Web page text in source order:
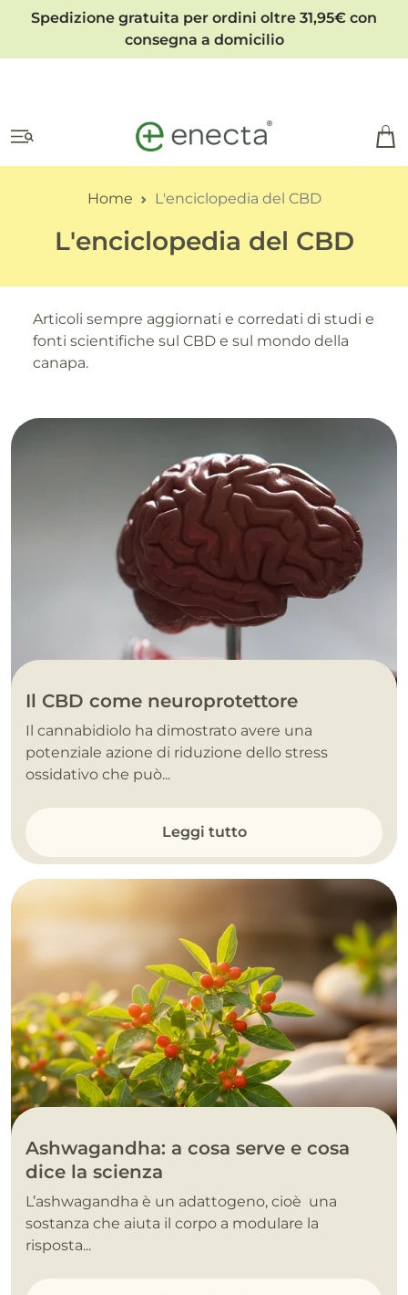
Spedizione gratuita per ordini oltre 31,95€ con
consegna a domicilio
Home L'enciclopedia del CBD
L'enciclopedia del CBD
Articoli sempre aggiornati e corredati di studi e
fonti scientifiche sul CBD e sul mondo della
canapa.
Il CBD come neuroprotettore
Il cannabidiolo ha dimostrato avere una
potenziale azione di riduzione dello stress
ossidativo che può...
Leggi tutto
Ashwagandha: a cosa serve e cosa
dice la scienza
L’ashwagandha è un adattogeno, cioè una
sostanza che aiuta il corpo a modulare la
risposta...